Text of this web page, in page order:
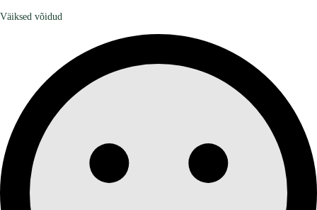
Väiksed võidud